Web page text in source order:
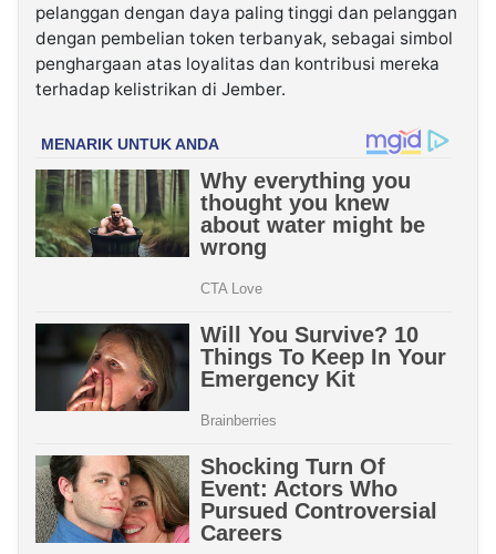
pelanggan dengan daya paling tinggi dan pelanggan
dengan pembelian token terbanyak, sebagai simbol
penghargaan atas loyalitas dan kontribusi mereka
terhadap kelistrikan di Jember.